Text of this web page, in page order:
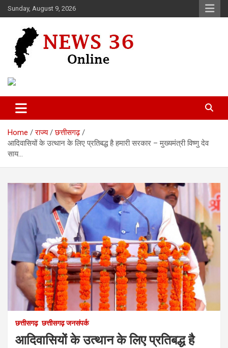
Skip
to
Sunday, August 9, 2026
News 36
Home राज्य
छत्तीसगढ़
आदिवासियों के उत्थान के लिए प्रतिबद्ध है हमारी सरकार – मुख्यमंत्री विष्णु देव
साय…
छत्तीसगढ़ छत्तीसगढ़ जनसंपर्क
आदिवासियों के उत्थान के लिए प्रतिबद्ध है